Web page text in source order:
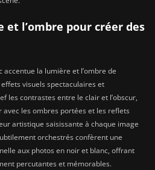
l’ombre pour créer des
la lumière et l’ombre de
visuels spectaculaires et
les contrastes entre le clair et l’obscur,
les ombres portées et les reflets
artistique saisissante à chaque image
orchestrés confèrent une
aux photos en noir et blanc, offrant
percutantes et mémorables.